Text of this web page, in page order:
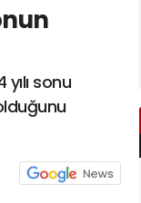
sonu